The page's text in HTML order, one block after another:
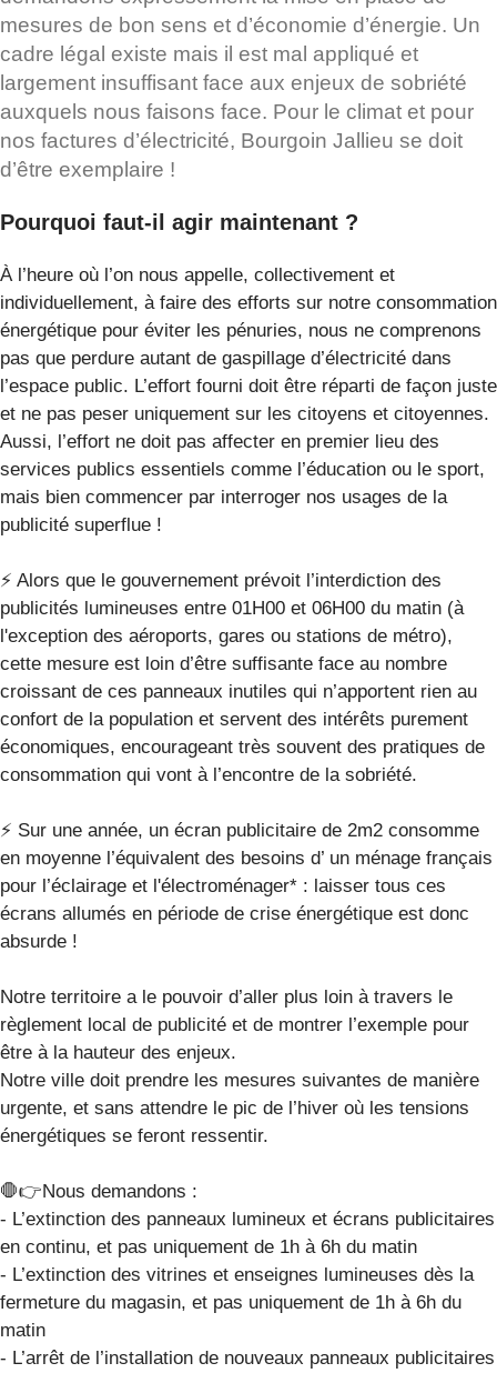
mesures de bon sens et d’économie d’énergie. Un
cadre légal existe mais il est mal appliqué et
largement insuffisant face aux enjeux de sobriété
auxquels nous faisons face. Pour le climat et pour
nos factures d’électricité, Bourgoin Jallieu se doit
d’être exemplaire !
Pourquoi faut-il agir maintenant ?
À l’heure où l’on nous appelle, collectivement et
individuellement, à faire des efforts sur notre consommation
énergétique pour éviter les pénuries, nous ne comprenons
pas que perdure autant de gaspillage d’électricité dans
l’espace public. L’effort fourni doit être réparti de façon juste
et ne pas peser uniquement sur les citoyens et citoyennes.
Aussi, l’effort ne doit pas affecter en premier lieu des
services publics essentiels comme l’éducation ou le sport,
mais bien commencer par interroger nos usages de la
publicité superflue !
⚡️ Alors que le gouvernement prévoit l’interdiction des
publicités lumineuses entre 01H00 et 06H00 du matin (à
l'exception des aéroports, gares ou stations de métro),
cette mesure est loin d’être suffisante face au nombre
croissant de ces panneaux inutiles qui n’apportent rien au
confort de la population et servent des intérêts purement
économiques, encourageant très souvent des pratiques de
consommation qui vont à l’encontre de la sobriété.
⚡️ Sur une année, un écran publicitaire de 2m2 consomme
en moyenne l’équivalent des besoins d’ un ménage français
pour l’éclairage et l'électroménager* : laisser tous ces
écrans allumés en période de crise énergétique est donc
absurde !
Notre territoire a le pouvoir d’aller plus loin à travers le
règlement local de publicité et de montrer l’exemple pour
être à la hauteur des enjeux.
Notre ville doit prendre les mesures suivantes de manière
urgente, et sans attendre le pic de l’hiver où les tensions
énergétiques se feront ressentir.
🛑👉Nous demandons :
- L’extinction des panneaux lumineux et écrans publicitaires
en continu, et pas uniquement de 1h à 6h du matin
- L’extinction des vitrines et enseignes lumineuses dès la
fermeture du magasin, et pas uniquement de 1h à 6h du
matin
- L’arrêt de l’installation de nouveaux panneaux publicitaires